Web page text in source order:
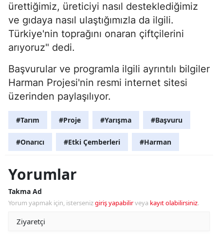
ürettiğimiz, üreticiyi nasıl desteklediğimiz
ve gıdaya nasıl ulaştığımızla da ilgili.
Türkiye'nin toprağını onaran çiftçilerini
arıyoruz" dedi.
Başvurular ve programla ilgili ayrıntılı bilgiler
Harman Projesi'nin resmi internet sitesi
üzerinden paylaşılıyor.
#Tarım #Proje #Yarışma #Başvuru
#Onarıcı #Etki Çemberleri #Harman
Yorumlar
Takma Ad
Yorum yapmak için, istersenizgiriş yapabilirveya kayıt olabilirsiniz.